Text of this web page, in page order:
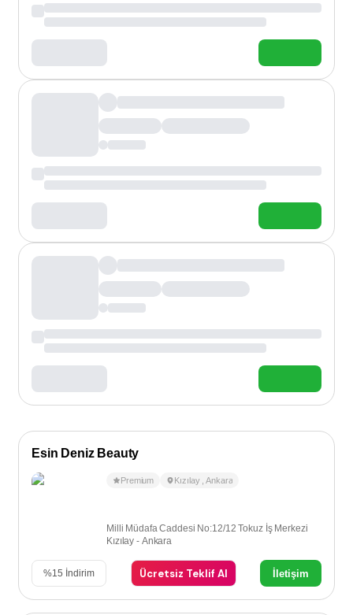
Esin Deniz Beauty
Premium Kızılay ,Ankara
Milli Müdafa Caddesi No:12/12 Tokuz İş Merkezi
Kızılay - Ankara
%15 İndirim Ücretsiz Teklif Al İletişim